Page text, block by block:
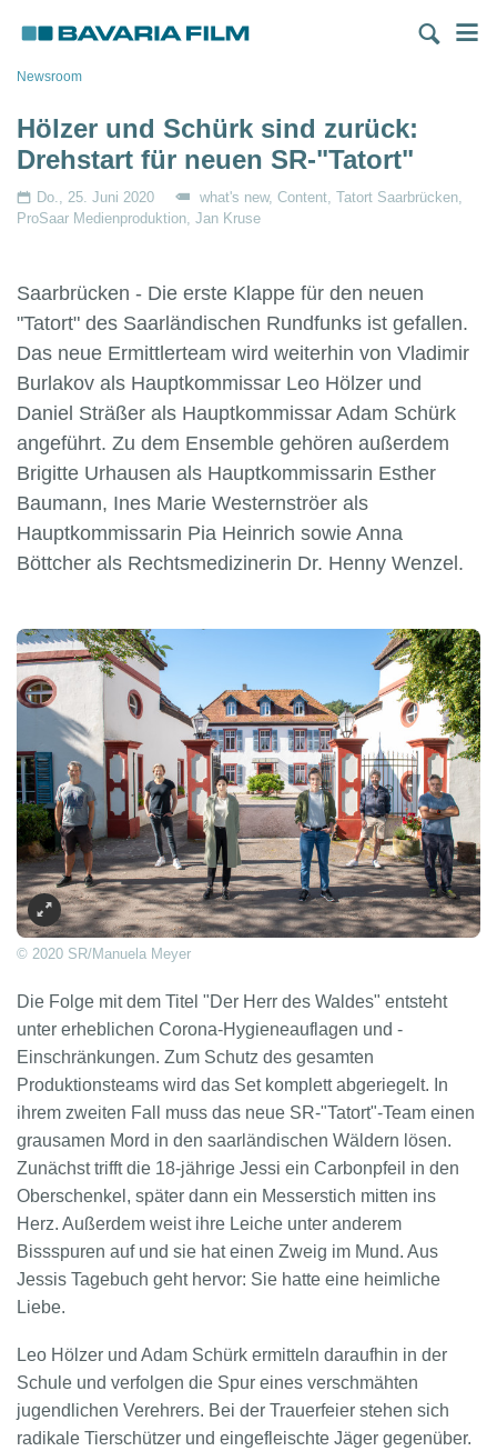
zum
Inhalt
Pfadnavigation
Newsroom
Hölzer und Schürk sind zurück:
Drehstart für neuen SR-"Tatort"
Do., 25. Juni 2020 what's new Content Tatort Saarbrücken
ProSaar Medienproduktion Jan Kruse
Saarbrücken - Die erste Klappe für den neuen
"Tatort" des Saarländischen Rundfunks ist gefallen.
Das neue Ermittlerteam wird weiterhin von Vladimir
Burlakov als Hauptkommissar Leo Hölzer und
Daniel Sträßer als Hauptkommissar Adam Schürk
angeführt. Zu dem Ensemble gehören außerdem
Brigitte Urhausen als Hauptkommissarin Esther
Baumann, Ines Marie Westernströer als
Hauptkommissarin Pia Heinrich sowie Anna
Böttcher als Rechtsmedizinerin Dr. Henny Wenzel.
© 2020 SR/Manuela Meyer
Die Folge mit dem Titel "Der Herr des Waldes" entsteht
unter erheblichen Corona-Hygieneauflagen und -
Einschränkungen. Zum Schutz des gesamten
Produktionsteams wird das Set komplett abgeriegelt. In
ihrem zweiten Fall muss das neue SR-"Tatort"-Team einen
grausamen Mord in den saarländischen Wäldern lösen.
Zunächst trifft die 18-jährige Jessi ein Carbonpfeil in den
Oberschenkel, später dann ein Messerstich mitten ins
Herz. Außerdem weist ihre Leiche unter anderem
Bissspuren auf und sie hat einen Zweig im Mund. Aus
Jessis Tagebuch geht hervor: Sie hatte eine heimliche
Liebe.
Leo Hölzer und Adam Schürk ermitteln daraufhin in der
Schule und verfolgen die Spur eines verschmähten
jugendlichen Verehrers. Bei der Trauerfeier stehen sich
radikale Tierschützer und eingefleischte Jäger gegenüber.